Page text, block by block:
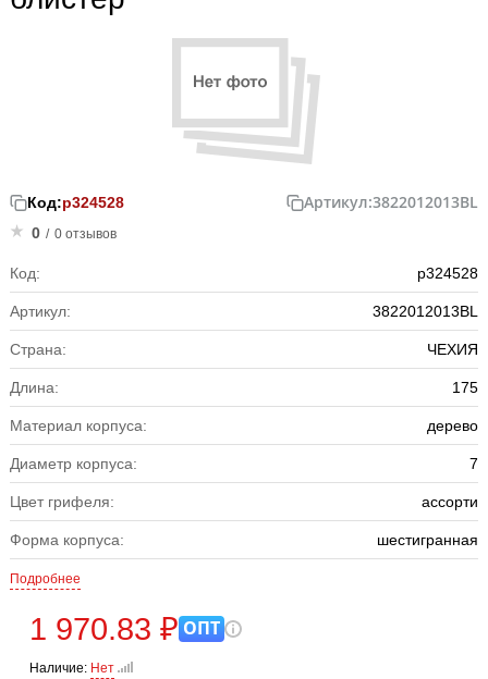
Код:р324528 Артикул:3822012013BL
0 / 0 отзывов
Код: р324528
Артикул: 3822012013BL
Страна: ЧЕХИЯ
Длина: 175
Материал корпуса: дерево
Диаметр корпуса: 7
Цвет грифеля: ассорти
Форма корпуса: шестигранная
Подробнее
1 970.83 ₽ ОПТ
Наличие: Нет